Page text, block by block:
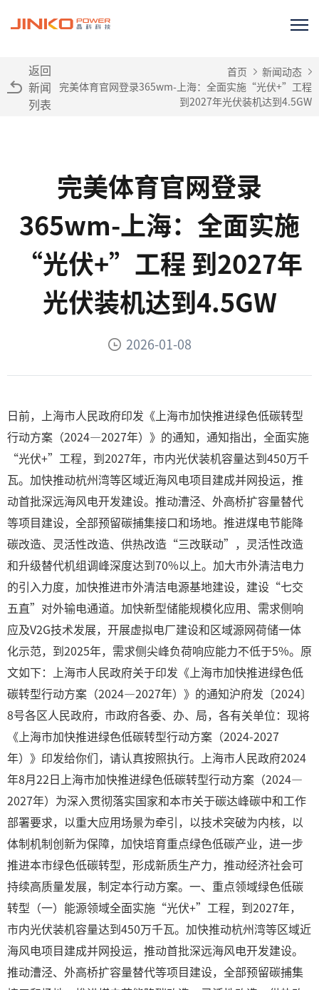
返回
新闻
列表
首页
新闻动态
完美体育官网登录365wm-上海：全面实施“光伏+”工程
到2027年光伏装机达到4.5GW
完美体育官网登录
365wm-上海：全面实施
“光伏+”工程 到2027年
光伏装机达到4.5GW
2026-01-08
日前，上海市人民政府印发《上海市加快推进绿色低碳转型
行动方案（2024—2027年）》的通知，通知指出，全面实施
“光伏+”工程，到2027年，市内光伏装机容量达到450万千
瓦。加快推动杭州湾等区域近海风电项目建成并网投运，推
动首批深远海风电开发建设。推动漕泾、外高桥扩容量替代
等项目建设，全部预留碳捕集接口和场地。推进煤电节能降
碳改造、灵活性改造、供热改造“三改联动”，灵活性改造
和升级替代机组调峰深度达到70%以上。加大市外清洁电力
的引入力度，加快推进市外清洁电源基地建设，建设“七交
五直”对外输电通道。加快新型储能规模化应用、需求侧响
应及V2G技术发展，开展虚拟电厂建设和区域源网荷储一体
化示范，到2025年，需求侧尖峰负荷响应能力不低于5%。原
文如下：上海市人民政府关于印发《上海市加快推进绿色低
碳转型行动方案（2024—2027年）》的通知沪府发〔2024〕
8号各区人民政府，市政府各委、办、局，各有关单位：现将
《上海市加快推进绿色低碳转型行动方案（2024-2027
年）》印发给你们，请认真按照执行。上海市人民政府2024
年8月22日上海市加快推进绿色低碳转型行动方案（2024—
2027年）为深入贯彻落实国家和本市关于碳达峰碳中和工作
部署要求，以重大应用场景为牵引，以技术突破为内核，以
体制机制创新为保障，加快培育重点绿色低碳产业，进一步
推进本市绿色低碳转型，形成新质生产力，推动经济社会可
持续高质量发展，制定本行动方案。一、重点领域绿色低碳
转型（一）能源领域全面实施“光伏+”工程，到2027年，
市内光伏装机容量达到450万千瓦。加快推动杭州湾等区域近
海风电项目建成并网投运，推动首批深远海风电开发建设。
推动漕泾、外高桥扩容量替代等项目建设，全部预留碳捕集